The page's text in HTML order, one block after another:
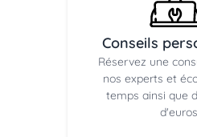
Conseils
Réservez une
nos experts et
temps ainsi que